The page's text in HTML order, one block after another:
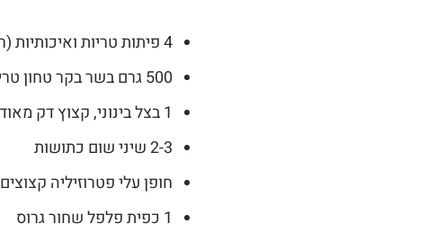
4 פיתות טריות ואיכותיות (רצוי פיתה עבה ורכה, לא דקה מדי)
500 גרם בשר בקר טחון טרי, עד 25% שומן (רצוי טחון מצלעות)
1 בצל בינוני, קצוץ דק מאוד
2-3 שיני שום כתושות
חופן עלי פטרוזיליה קצוצים
1 כפית פלפל שחור גרוס